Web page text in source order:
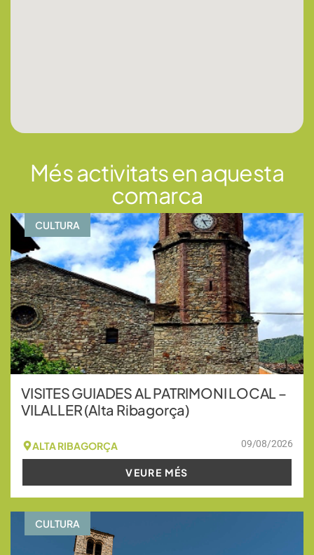
Més activitats en aquesta
comarca
CULTURA
VISITES GUIADES AL PATRIMONI LOCAL –
VILALLER (Alta Ribagorça)
ALTA RIBAGORÇA 09/08/2026
VEURE MÉS
CULTURA